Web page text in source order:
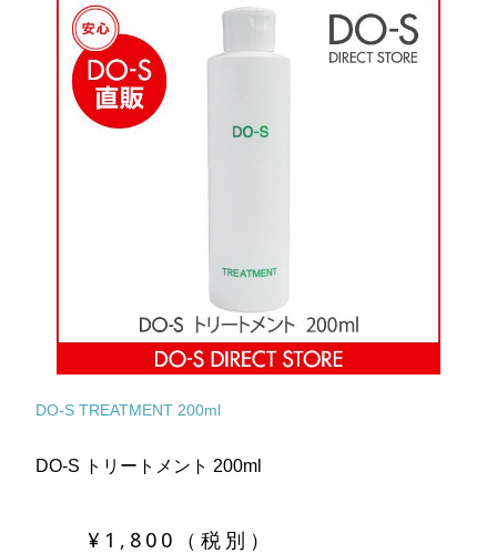
DO-S TREATMENT 200ml
DO-S トリートメント 200ml
¥1,800（税別）